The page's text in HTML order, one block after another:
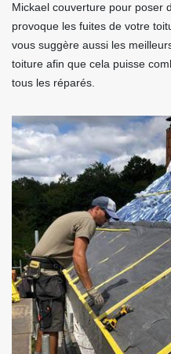
Mickael couverture pour poser
provoque les fuites de votre
vous suggère aussi les
toiture afin que cela puisse
tous les réparés.